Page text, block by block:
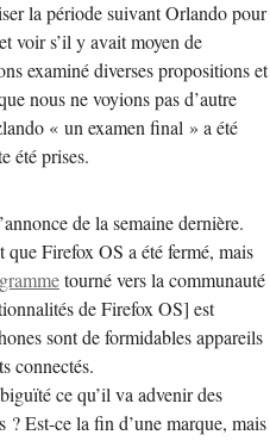
la période suivant Orlando pour
voir s’il y avait moyen de
examiné diverses propositions et
nous ne voyions pas d’autre
« un examen final » a été
été prises.
de la semaine dernière.
Firefox OS a été fermé, mais
tourné vers la communauté
de Firefox OS] est
sont de formidables appareils
connectés.
ce qu’il va advenir des
? Est-ce la fin d’une marque, mais